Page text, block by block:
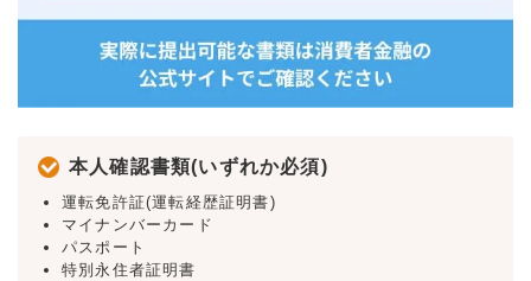
本人確認書類(いずれか必須)
運転免許証(運転経歴証明書)
マイナンバーカード
パスポート
特別永住者証明書